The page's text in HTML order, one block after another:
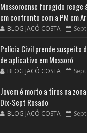
Mossoroense foragido reage
em confronto com a PM em
BLOG JACÓ COSTA
Polícia Civil prende suspeito
de aplicativo em Mossoró
BLOG JACÓ COSTA
Jovem é morto a tiros na
Dix-Sept Rosado
BLOG JACÓ COSTA